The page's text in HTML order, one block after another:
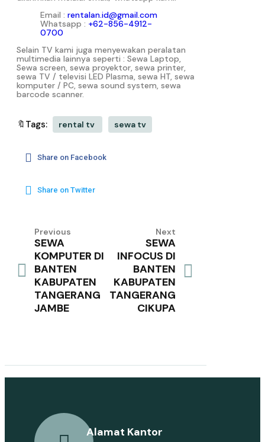
Email : rentalan.id@gmail.com
Whatsapp : +62-856-4912-
0700
Selain TV kami juga menyewakan peralatan
multimedia lainnya seperti : Sewa Laptop,
Sewa screen, sewa proyektor, sewa printer,
sewa TV / televisi LED Plasma, sewa HT, sewa
komputer / PC, sewa sound system, sewa
barcode scanner.
🔖Tags: rental tv sewa tv
Share on Facebook
Share on Twitter
Previous
SEWA
KOMPUTER DI
BANTEN
KABUPATEN
TANGERANG
JAMBE
Next
SEWA
INFOCUS DI
BANTEN
KABUPATEN
TANGERANG
CIKUPA
Alamat Kantor